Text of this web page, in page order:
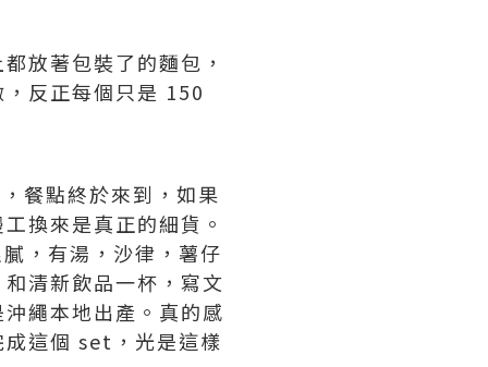
放著包裝了的麵包，
反正每個只是 150
餐點終於來到，如果
換來是真正的細貨。
，有湯，沙律，薯仔
清新飲品一杯，寫文
繩本地出產。真的感
成這個 set，光是這樣